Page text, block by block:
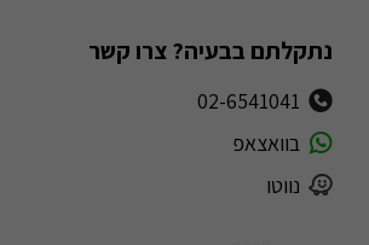
נתקלתם בבעיה? צרו קשר
02-6541041
בוואצאפ
נווטו